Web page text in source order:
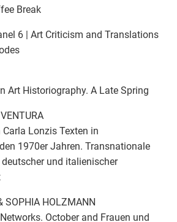
Break
6 | Art Criticism and Translations
Art Historiography. A Late Spring
Lonzis Texten in
1970er Jahren. Transnationale
und italienischer
SOPHIA HOLZMANN
October and Frauen und